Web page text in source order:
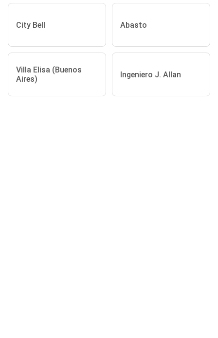
City Bell Abasto
Villa Elisa (Buenos
Aires)
Ingeniero J. Allan